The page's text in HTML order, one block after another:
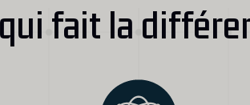
fait la